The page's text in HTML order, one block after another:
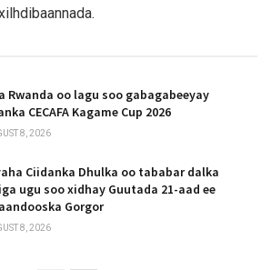
Rwanda oo lagu soo gabagabeeyay
CECAFA Kagame Cup 2026
8, 2026
Ciidanka Dhulka oo tababar dalka
ugu soo xidhay Guutada 21-aad ee
Gorgor
8, 2026